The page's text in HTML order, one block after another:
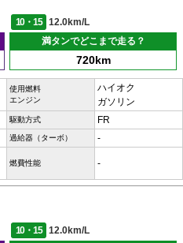
10・15
12.0km/L
満タンでどこまで走る？
720km
使用燃料
エンジン
ハイオク
ガソリン
駆動方式 FR
過給器（ターボ） -
燃費性能 -
10・15 12.0km/L